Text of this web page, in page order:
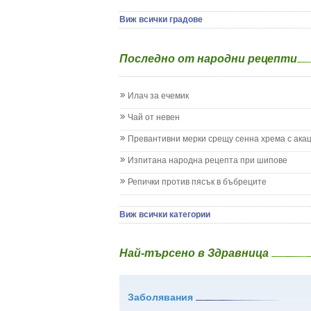
Детски диабет
Жълтеница
Запек на бебето и детето
Кашлица при бебето и детето
Колики
Менингит
Млечница
Нощно напикаване - енуреза
Плач
Проблеми с очите на бебето и детето
Виж всички градове
Последно от народни рецепти
Илач за ечемик
Чай от невен
Превантивни мерки срещу сенна хрема с
Изпитана народна рецепта при шипове
Репички против пясък в бъбреците
Виж всички категории
Най-търсено в Здравница
Заболявания